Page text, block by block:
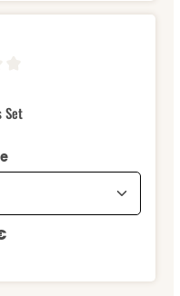
0 von 5 Sternen
Set
auswählen
Preis: